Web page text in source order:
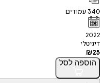
340 עמודים
2022
דיגיטלי
₪25
הוספה לסל